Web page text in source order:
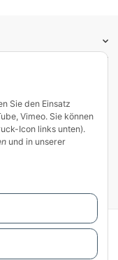
Sie den Einsatz
Vimeo. Sie können
Icon links unten).
und in unserer